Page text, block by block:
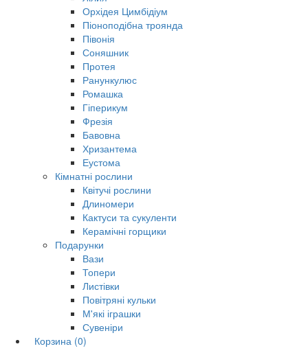
Орхідея Цимбідіум
Піоноподібна троянда
Півонія
Соняшник
Протея
Ранункулюс
Ромашка
Гіперикум
Фрезія
Бавовна
Хризантема
Еустома
Кімнатні рослини
Квітучі рослини
Длиномери
Кактуси та сукуленти
Керамічні горщики
Подарунки
Вази
Топери
Листівки
Повітряні кульки
М'які іграшки
Сувеніри
Корзина (0)